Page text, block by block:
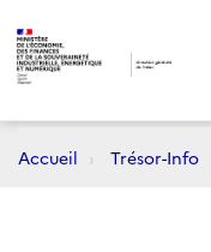
Accueil Trésor-Info